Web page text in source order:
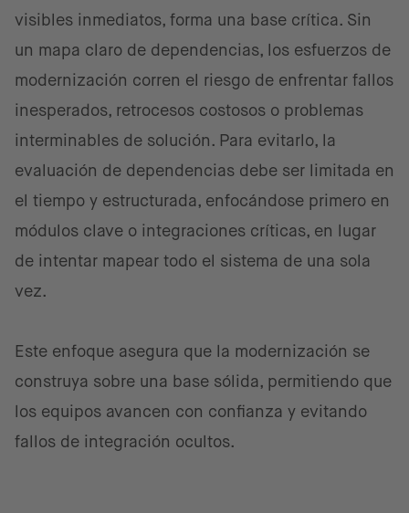
visibles inmediatos, forma una base crítica. Sin
un mapa claro de dependencias, los esfuerzos de
modernización corren el riesgo de enfrentar fallos
inesperados, retrocesos costosos o problemas
interminables de solución. Para evitarlo, la
evaluación de dependencias debe ser limitada en
el tiempo y estructurada, enfocándose primero en
módulos clave o integraciones críticas, en lugar
de intentar mapear todo el sistema de una sola
vez.
Este enfoque asegura que la modernización se
construya sobre una base sólida, permitiendo que
los equipos avancen con confianza y evitando
fallos de integración ocultos.